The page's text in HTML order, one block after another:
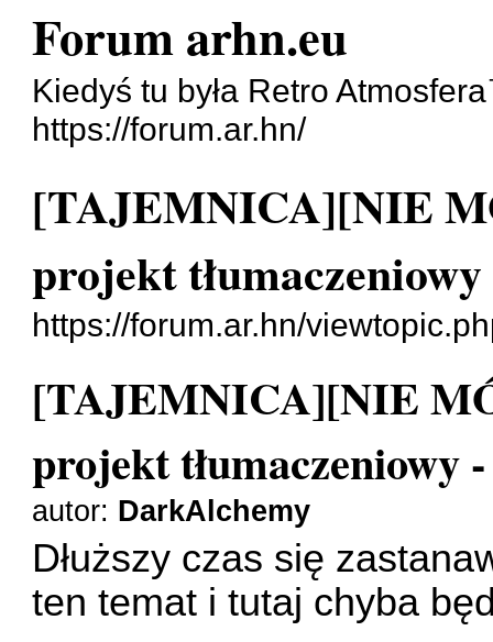
Forum arhn.eu
Kiedyś tu była Retro
https://forum.ar.hn/
[TAJEMNICA][NIE
projekt
https://forum.ar.hn/
[TAJEMNICA][NIE
projekt tłumaczeniowy
autor: DarkAlchemy
Dłuższy czas się
ten temat i tutaj chyba